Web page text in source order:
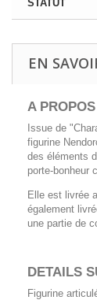
STATUT
EN
A
Issue de
figurine
des éléments
porte-bonheur
Elle est livrée
également
une partie de
DETAILS
Figurine